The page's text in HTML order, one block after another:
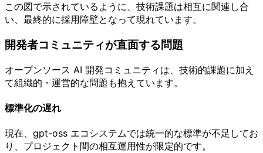
この図で示されているように、技術課題は相互に関連し合
い、最終的に採用障壁となって現れています。
開発者コミュニティが直面する問題
オープンソース AI 開発コミュニティは、技術的課題に加え
て組織的・運営的な問題も抱えています。
標準化の遅れ
現在、gpt-oss エコシステムでは統一的な標準が不足してお
り、プロジェクト間の相互運用性が限定的です。